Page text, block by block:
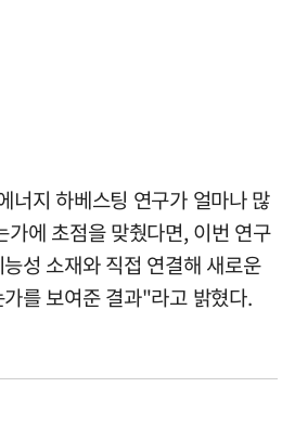
너지 하베스팅 연구가 얼마나 많
가에 초점을 맞췄다면, 이번 연구
성 소재와 직접 연결해 새로운
를 보여준 결과"라고 밝혔다.